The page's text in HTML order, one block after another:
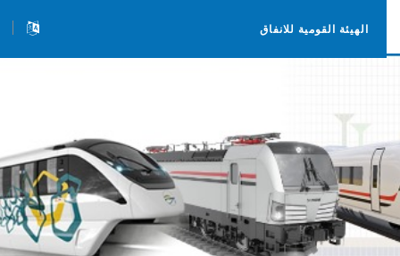
الهيئة القومية للانفاق